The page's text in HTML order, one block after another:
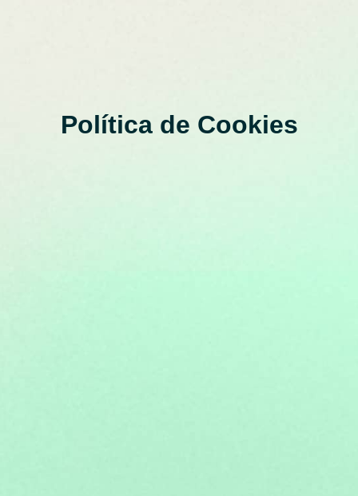
Política de Cookies